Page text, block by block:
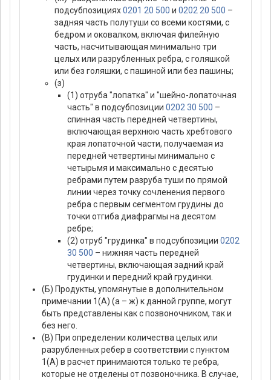
подсубпозициях0201 20 500 и 0202 20 500 –
задняя часть полутуши со всеми костями, с
бедром и оковалком, включая филейную
часть, насчитывающая минимально три
целых или разрубленных ребра, с голяшкой
или без голяшки, с пашиной или без пашины;
(з)
(1) отруба "лопатка" и "шейно-лопаточная
часть" в подсубпозиции 0202 30 500 –
спинная часть передней четвертины,
включающая верхнюю часть хребтового
края лопаточной части, получаемая из
передней четвертины минимально с
четырьмя и максимально с десятью
ребрами путем разруба туши по прямой
линии через точку сочленения первого
ребра с первым сегментом грудины до
точки отгиба диафрагмы на десятом
ребре;
(2) отруб "грудинка" в подсубпозиции 0202
30 500 – нижняя часть передней
четвертины, включающая задний край
грудинки и передний край грудинки.
(Б) Продукты, упомянутые в дополнительном
примечании 1(А) (а – ж) к данной группе, могут
быть представлены как с позвоночником, так и
без него.
(В) При определении количества целых или
разрубленных ребер в соответствии с пунктом
1(А) в расчет принимаются только те ребра,
которые не отделены от позвоночника. В случае,